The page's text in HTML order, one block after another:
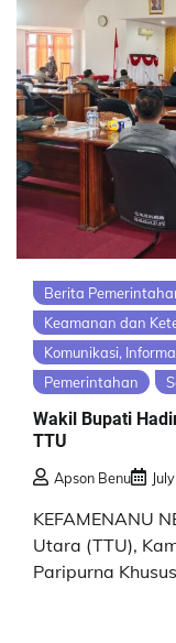
Berita
Keamanan dan
Komunikasi,
Pemerintahan
Wakil Bupati
TTU
Apson Benu
KEFAMENANU
Utara (TTU),
Paripurna